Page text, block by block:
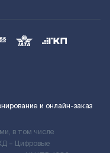
и онлайн-заказ
в том числе
– Цифровые